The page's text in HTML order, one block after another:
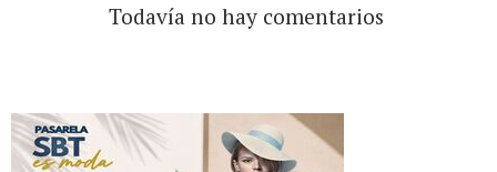
Todavía no hay comentarios